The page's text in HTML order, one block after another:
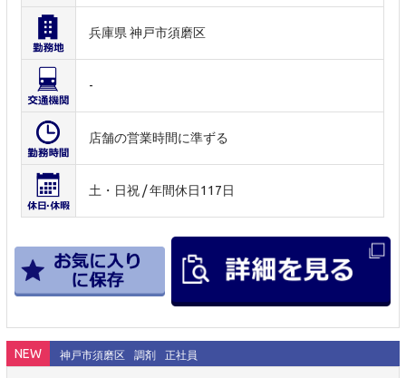
兵庫県 神戸市須磨区
-
店舗の営業時間に準ずる
土・日祝 / 年間休日117日
NEW 神戸市須磨区 調剤 正社員